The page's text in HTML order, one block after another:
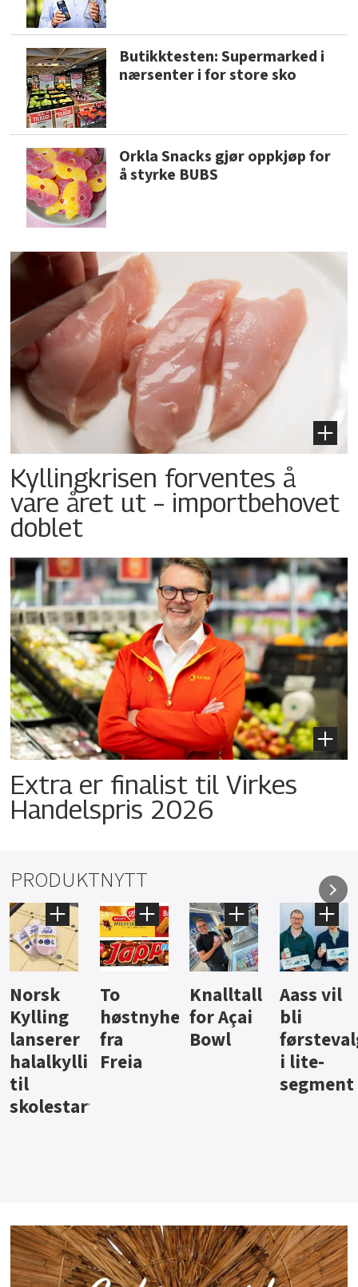
Butikktesten: Supermarked i
nærsenter i for store sko
Orkla Snacks gjør oppkjøp for
å styrke BUBS
Kyllingkrisen forventes å
vare året ut – importbehovet
doblet
Extra er finalist til Virkes
Handelspris 2026
PRODUKTNYTT
høstnyheter
fra
Freia
Knalltall
for Açai
Bowl
Aass vil
førstevalg
i lite-
segment